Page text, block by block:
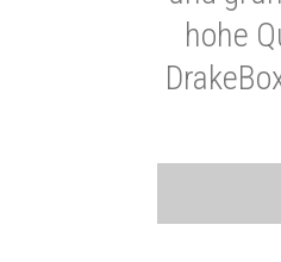
hohe